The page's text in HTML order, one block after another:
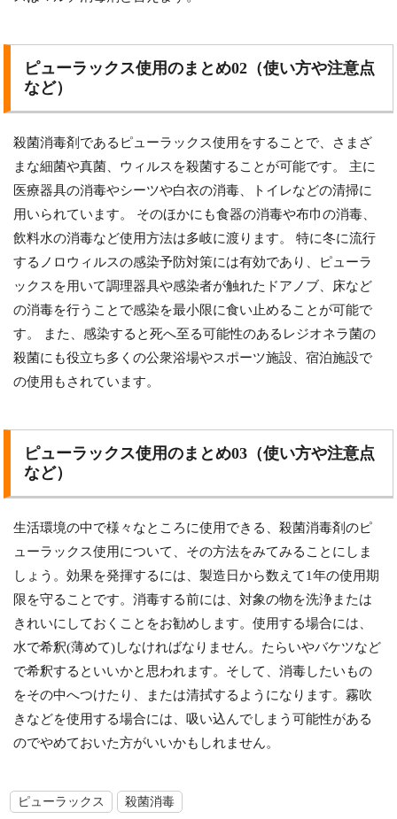
ピューラックス使用のまとめ02（使い方や注意点
など）
殺菌消毒剤であるピューラックス使用をすることで、さまざ
まな細菌や真菌、ウィルスを殺菌することが可能です。 主に
医療器具の消毒やシーツや白衣の消毒、トイレなどの清掃に
用いられています。 そのほかにも食器の消毒や布巾の消毒、
飲料水の消毒など使用方法は多岐に渡ります。 特に冬に流行
するノロウィルスの感染予防対策には有効であり、ピューラ
ックスを用いて調理器具や感染者が触れたドアノブ、床など
の消毒を行うことで感染を最小限に食い止めることが可能で
す。 また、感染すると死へ至る可能性のあるレジオネラ菌の
殺菌にも役立ち多くの公衆浴場やスポーツ施設、宿泊施設で
の使用もされています。
ピューラックス使用のまとめ03（使い方や注意点
など）
生活環境の中で様々なところに使用できる、殺菌消毒剤のピ
ューラックス使用について、その方法をみてみることにしま
しょう。効果を発揮するには、製造日から数えて1年の使用期
限を守ることです。消毒する前には、対象の物を洗浄または
きれいにしておくことをお勧めします。使用する場合には、
水で希釈(薄めて)しなければなりません。たらいやバケツなど
で希釈するといいかと思われます。そして、消毒したいもの
をその中へつけたり、または清拭するようになります。霧吹
きなどを使用する場合には、吸い込んでしまう可能性がある
のでやめておいた方がいいかもしれません。
ピューラックス 殺菌消毒